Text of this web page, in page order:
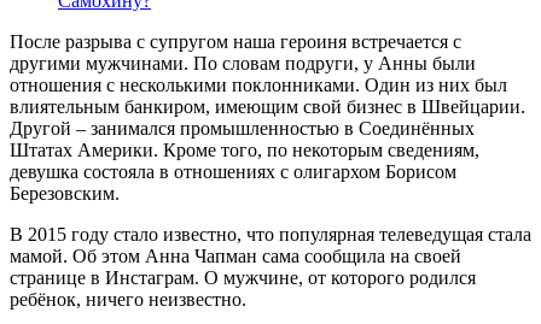
После разрыва с супругом наша героиня встречается с
другими мужчинами. По словам подруги, у Анны были
отношения с несколькими поклонниками. Один из них был
влиятельным банкиром, имеющим свой бизнес в Швейцарии.
Другой – занимался промышленностью в Соединённых
Штатах Америки. Кроме того, по некоторым сведениям,
девушка состояла в отношениях с олигархом Борисом
Березовским.
В 2015 году стало известно, что популярная телеведущая стала
мамой. Об этом Анна Чапман сама сообщила на своей
странице в Инстаграм. О мужчине, от которого родился
ребёнок, ничего неизвестно.